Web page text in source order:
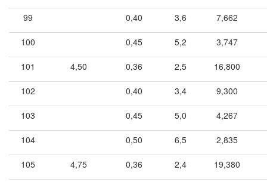
99 0,40 3,6 7,662
100 0,45 5,2 3,747
101 4,50 0,36 2,5 16,800
102 0,40 3,4 9,300
103 0,45 5,0 4,267
104 0,50 6,5 2,835
105 4,75 0,36 2,4 19,380